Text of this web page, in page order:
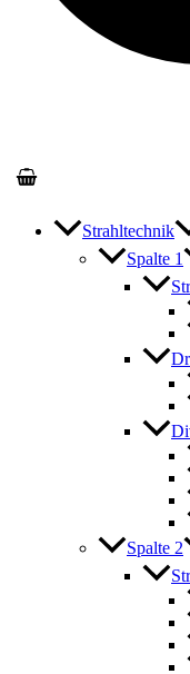
Strahltechnik
Spalte 1
Spalte 2